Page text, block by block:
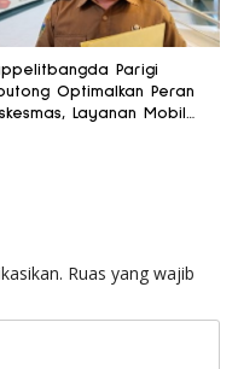
Parigi
Optimalkan Peran
Layanan Mobil
Ruas yang wajib